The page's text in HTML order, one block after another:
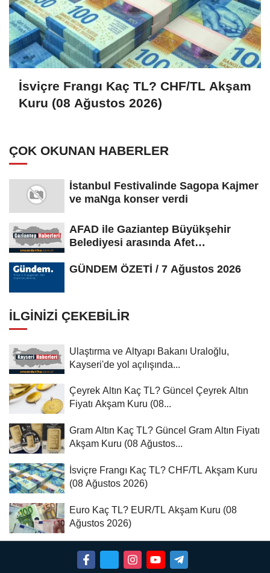
İsviçre Frangı Kaç TL? CHF/TL Akşam
Kuru (08 Ağustos 2026)
ÇOK OKUNAN HABERLER
İstanbul Festivalinde Sagopa Kajmer
ve maNga konser verdi
AFAD ile Gaziantep Büyükşehir
Belediyesi arasında Afet
GÜNDEM ÖZETİ / 7 Ağustos 2026
İLGINIZI ÇEKEBILIR
Ulaştırma ve Altyapı Bakanı Uraloğlu,
Kayseri'de yol açılışında...
Çeyrek Altın Kaç TL? Güncel Çeyrek Altın
Fiyatı Akşam Kuru (08...
Gram Altın Kaç TL? Güncel Gram Altın Fiyatı
Akşam Kuru (08 Ağustos...
İsviçre Frangı Kaç TL? CHF/TL Akşam Kuru
(08 Ağustos 2026)
Euro Kaç TL? EUR/TL Akşam Kuru (08
Ağustos 2026)